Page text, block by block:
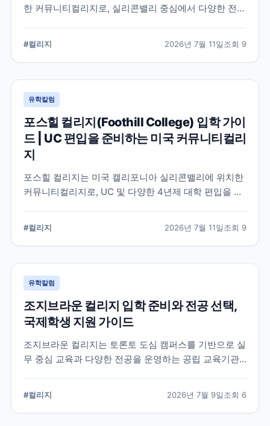
한 커뮤니티컬리지로, 실리콘밸리 중심에서 다양한 전공
으로 정리했습니다.
#컬리지 2026년 7월 11일조회 9
유학칼럼
포스힐 컬리지(Foothill College) 입학 가이
드 | UC 편입을 준비하는 미국 커뮤니티컬리
지
포스힐 컬리지는 미국 캘리포니아 실리콘밸리에 위치한
커뮤니티컬리지로, UC 및 다양한 4년제 대학 편입을 목
으로 입학 준비에 필요한 내용을 정리했습니다.
#컬리지 2026년 7월 11일조회 9
유학칼럼
조지브라운 컬리지 입학 준비와 전공 선택,
국제학생 지원 가이드
조지브라운 컬리지는 토론토 도심 캠퍼스를 기반으로 실
무 중심 교육과 다양한 전공을 운영하는 공립 교육기관
#컬리지 2026년 7월 9일조회 6